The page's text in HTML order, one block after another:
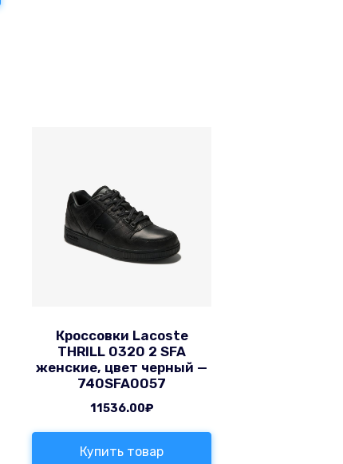
Кроссовки Lacoste
THRILL 0320 2 SFA
женские, цвет черный —
740SFA0057
11536.00₽
Купить товар